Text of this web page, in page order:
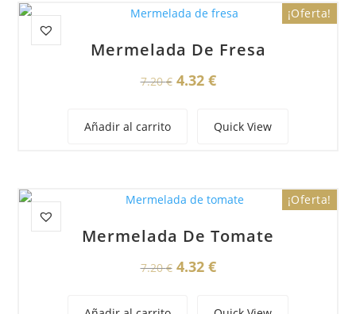
¡Oferta!
Mermelada De Fresa
7.20€ El
original
4.32 €El
actual
Añadir al carrito Quick View
¡Oferta!
Mermelada De Tomate
7.20€ El
original
4.32 €El
actual